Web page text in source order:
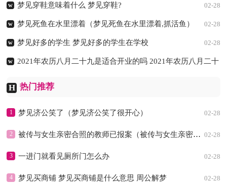
w 梦见穿鞋意味着什么 梦见穿鞋? 02-28
w 梦见死鱼在水里漂着（梦见死鱼在水里漂着,抓活鱼） 02-28
w 梦见好多的学生 梦见好多的学生在学校 02-28
w 2021年农历八月二十九是适合开业的吗 2021年农历八月二十
九开业好吗
H 热门推荐
1 02-28
梦见济公笑了（梦见济公笑了很开心）
2 02-28
被传与女生亲密合照的教师已报案（被传与女生亲密合照的教师已报案o了）
3 02-28
一进门就看见厕所门怎么办
4 02-28
梦见买商铺 梦见买商铺是什么意思 周公解梦